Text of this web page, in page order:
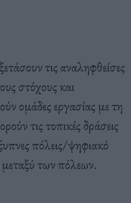
τις αναληφθείσες
στόχους και
ομάδες εργασίας με τη
τις τοπικές δράσεις
πόλεις/ψηφιακό
μεταξύ των πόλεων.